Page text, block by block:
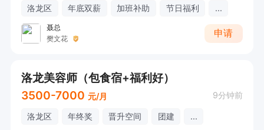
洛龙区 年底双薪 加班补助 节日福利 ...
聂总
樊文花
申请
洛龙美容师（包食宿+福利好）
3500-7000 元/月 9分钟前
洛龙区 年终奖 晋升空间 团建 ...